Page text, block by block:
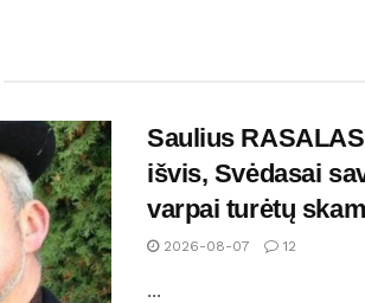
Saulius
išvis, Svėdasai
varpai turėtų
2026-08-07 12
...